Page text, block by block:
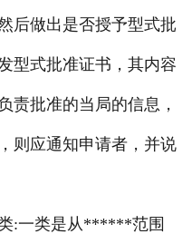
后做出是否授予型式批
型式批准证书，其内容
责批准的当局的信息，
则应通知申请者，并说
:一类是从******范围